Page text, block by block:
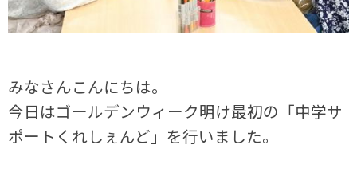
みなさんこんにちは。
今日はゴールデンウィーク明け最初の「中学サ
ポートくれしぇんど」を行いました。